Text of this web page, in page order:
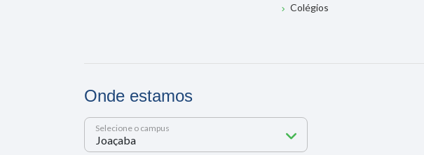
Colégios
Onde estamos
Selecione o campus